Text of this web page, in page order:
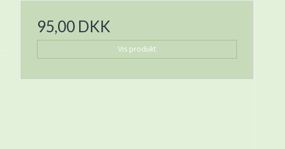
95,00 DKK
Vis produkt